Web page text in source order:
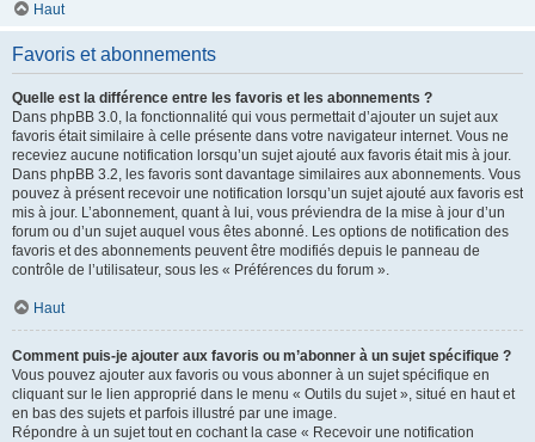
Haut
Favoris et abonnements
Quelle est la différence entre les favoris et les abonnements ?
Dans phpBB 3.0, la fonctionnalité qui vous permettait d’ajouter un sujet aux
favoris était similaire à celle présente dans votre navigateur internet. Vous ne
receviez aucune notification lorsqu’un sujet ajouté aux favoris était mis à jour.
Dans phpBB 3.2, les favoris sont davantage similaires aux abonnements. Vous
pouvez à présent recevoir une notification lorsqu’un sujet ajouté aux favoris est
mis à jour. L’abonnement, quant à lui, vous préviendra de la mise à jour d’un
forum ou d’un sujet auquel vous êtes abonné. Les options de notification des
favoris et des abonnements peuvent être modifiés depuis le panneau de
contrôle de l’utilisateur, sous les « Préférences du forum ».
Haut
Comment puis-je ajouter aux favoris ou m’abonner à un sujet spécifique ?
Vous pouvez ajouter aux favoris ou vous abonner à un sujet spécifique en
cliquant sur le lien approprié dans le menu « Outils du sujet », situé en haut et
en bas des sujets et parfois illustré par une image.
Répondre à un sujet tout en cochant la case « Recevoir une notification